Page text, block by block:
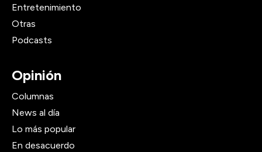
Entretenimiento
Otras
Podcasts
Opinión
Columnas
News al día
Lo más popular
En desacuerdo